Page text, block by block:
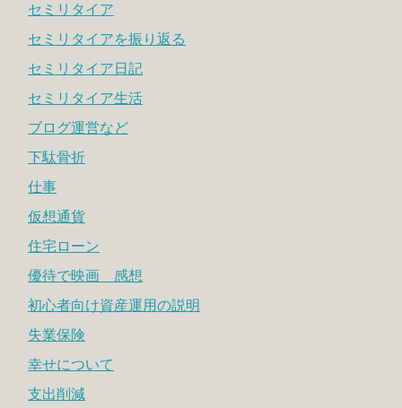
セミリタイア
セミリタイアを振り返る
セミリタイア日記
セミリタイア生活
ブログ運営など
下駄骨折
仕事
仮想通貨
住宅ローン
優待で映画 感想
初心者向け資産運用の説明
失業保険
幸せについて
支出削減